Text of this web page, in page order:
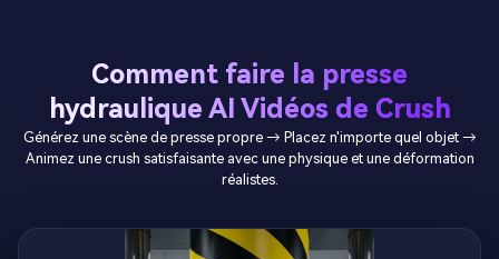
Comment faire la presse
hydraulique AI Vidéos de Crush
Générez une scène de presse propre → Placez n'importe quel objet →
Animez une crush satisfaisante avec une physique et une déformation
réalistes.